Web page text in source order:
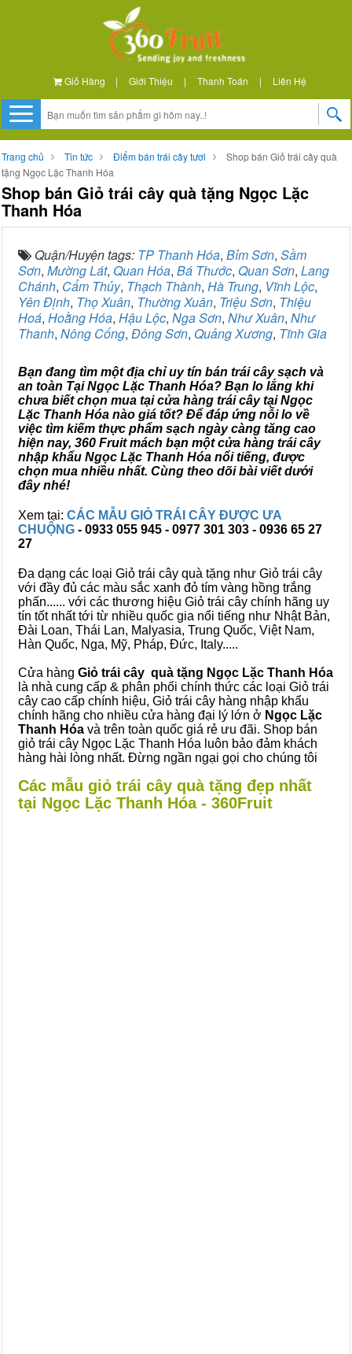
Giỏ Hàng | Giới Thiệu | Thanh Toán | Liên Hệ
Trang chủ Tin tức Điểm bán trái cây tươi
Shop bán Giỏ trái cây quà
tặng Ngọc Lặc Thanh Hóa
Shop bán Giỏ trái cây quà tặng Ngọc Lặc
Thanh Hóa
Quận/Huyện tags: TP Thanh Hóa, Bỉm Sơn, Sầm
Sơn, Mường Lát, Quan Hóa, Bá Thước, Quan Sơn, Lang
Chánh, Cẩm Thủy, Thạch Thành, Hà Trung, Vĩnh Lộc,
Yên Định, Thọ Xuân, Thường Xuân, Triệu Sơn, Thiệu
Hoá, Hoằng Hóa, Hậu Lộc, Nga Sơn, Như Xuân, Như
Thanh, Nông Cống, Đông Sơn, Quảng Xương, Tĩnh Gia
Bạn đang tìm một địa chỉ uy tín bán trái cây sạch và
an toàn Tại Ngọc Lặc Thanh Hóa? Bạn lo lắng khi
chưa biết chọn mua tại cửa hàng trái cây tại Ngọc
Lặc Thanh Hóa nào giá tốt? Để đáp ứng nỗi lo về
việc tìm kiếm thực phẩm sạch ngày càng tăng cao
hiện nay, 360 Fruit mách bạn một cửa hàng trái cây
nhập khẩu Ngọc Lặc Thanh Hóa nổi tiếng, được
chọn mua nhiều nhất. Cùng theo dõi bài viết dưới
đây nhé!
Xem tại: CÁC MẪU GIỎ TRÁI CÂY ĐƯỢC ƯA
CHUỘNG - 0933 055 945 - 0977 301 303 - 0936 65 27
27
Đa dạng các loại Giỏ trái cây quà tặng như Giỏ trái cây
với đầy đủ các màu sắc xanh đỏ tím vàng hồng trắng
phấn...... với các thương hiệu Giỏ trái cây chính hãng uy
tín tốt nhất tới từ nhiều quốc gia nổi tiếng như Nhật Bản,
Đài Loan, Thái Lan, Malyasia, Trung Quốc, Việt Nam,
Hàn Quốc, Nga, Mỹ, Pháp, Đức, Italy.....
Cửa hàng Giỏ trái cây quà tặng Ngọc Lặc Thanh Hóa
là nhà cung cấp & phân phối chính thức các loại Giỏ trái
cây cao cấp chính hiệu, Giỏ trái cây hàng nhập khẩu
chính hãng cho nhiều cửa hàng đại lý lớn ở Ngọc Lặc
Thanh Hóa và trên toàn quốc giá rẻ ưu đãi. Shop bán
giỏ trái cây Ngọc Lặc Thanh Hóa luôn bảo đảm khách
hàng hài lòng nhất. Đừng ngần ngại gọi cho chúng tôi
Các mẫu giỏ trái cây quà tặng đẹp nhất
tại Ngọc Lặc Thanh Hóa - 360Fruit